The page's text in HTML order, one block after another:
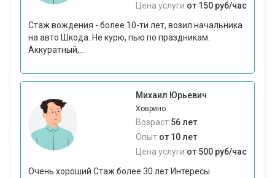
Цена услуги:от 150 руб/час
Стаж вождения - более 10-ти лет, возил начальника
на авто Шкода. Не курю, пью по праздникам.
Аккуратный,...
Михаил Юрьевич
Ховрино
Возраст:56 лет
Опыт:от 10 лет
Цена услуги:от 500 руб/час
Очень хороший Стаж более 30 лет Интересы